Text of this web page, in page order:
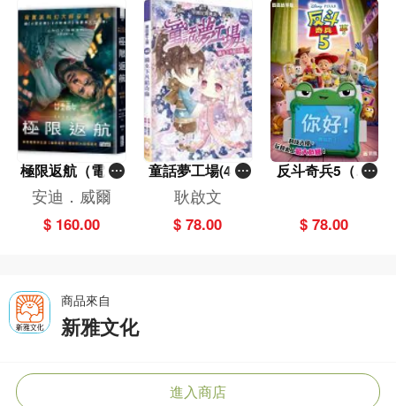
極限返航（電影
書衣典藏版）
（獨家收錄作者
訪談）
安迪．威爾
$ 160.00
童話夢工場(40)
——織女下凡結
奇緣
耿啟文
$ 78.00
反斗奇兵5（圖
$ 78.00
商品來自
新雅文化
進入商店